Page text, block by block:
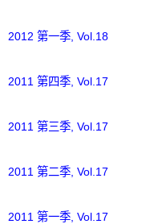
2012 第一季, Vol.18
2011 第四季, Vol.17
2011 第三季, Vol.17
2011 第二季, Vol.17
2011 第一季, Vol.17